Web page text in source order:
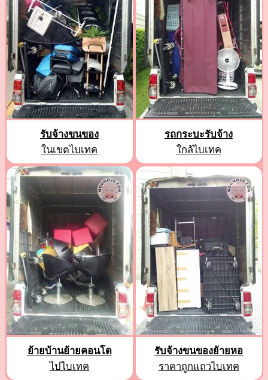
รับจ้างขนของ
ในเขตไบเทค
รถกระบะรับจ้าง
ใกล้ไบเทค
ย้ายบ้านย้ายคอนโด
ไปไบเทค
รับจ้างขนของย้ายหอ
ราคาถูกแถวไบเทค